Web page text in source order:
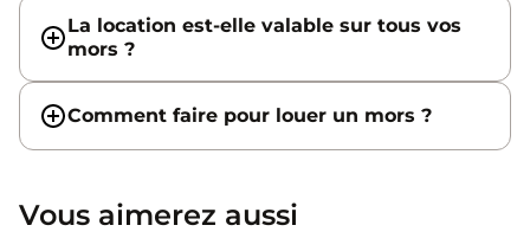
La location est-elle valable sur tous vos
mors ?
Comment faire pour louer un mors ?
Vous aimerez aussi